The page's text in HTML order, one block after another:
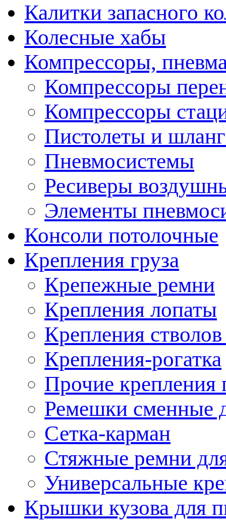
Калитки запасного
Колесные хабы
Компрессоры,
Компрессоры
Компрессоры
Пистолеты и
Пневмосистемы
Ресиверы
Элементы
Консоли потолочные
Крепления груза
Крепежные ремни
Крепления лопаты
Крепления
Крепления-рогатка
Прочие крепления
Ремешки сменные
Сетка-карман
Стяжные ремни
Универсальные
Крышки кузова для